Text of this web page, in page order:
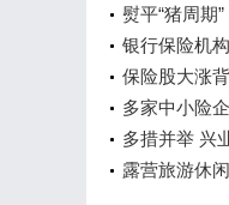
顾业务结构
熨平“猪周期
率100%
银行保险机
保险股大涨
多家中小险
多措并举 兴
露营旅游休